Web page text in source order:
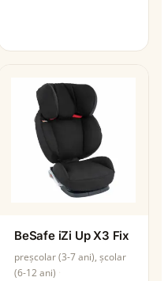
BeSafe iZi Up X3 Fix
preșcolar (3-7 ani), școlar
(6-12 ani)